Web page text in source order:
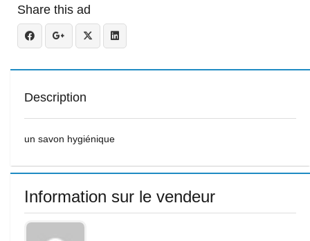
Share this ad
Description
un savon hygiénique
Information sur le vendeur